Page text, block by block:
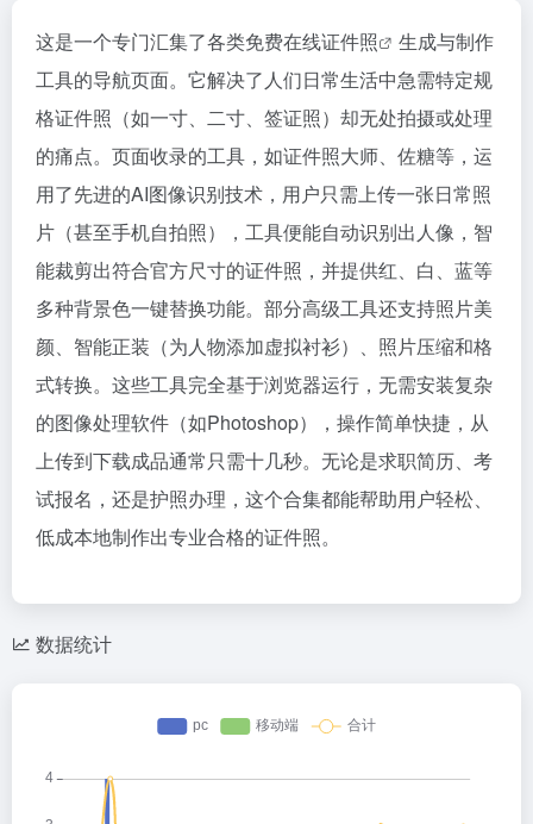
这是一个专门汇集了各类免费在线证件照
生成与制作
工具的导航页面。它解决了人们日常生活中急需特定规
格证件照（如一寸、二寸、签证照）却无处拍摄或处理
的痛点。页面收录的工具，如证件照大师、佐糖等，运
用了先进的AI图像识别技术，用户只需上传一张日常照
片（甚至手机自拍照），工具便能自动识别出人像，智
能裁剪出符合官方尺寸的证件照，并提供红、白、蓝等
多种背景色一键替换功能。部分高级工具还支持照片美
颜、智能正装（为人物添加虚拟衬衫）、照片压缩和格
式转换。这些工具完全基于浏览器运行，无需安装复杂
的图像处理软件（如Photoshop），操作简单快捷，从
上传到下载成品通常只需十几秒。无论是求职简历、考
试报名，还是护照办理，这个合集都能帮助用户轻松、
低成本地制作出专业合格的证件照。
数据统计